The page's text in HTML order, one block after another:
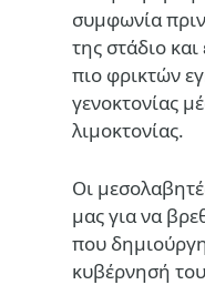
συμφωνία
της στάδιο
πιο φρικτών
γενοκτονίας
λιμοκτονίας.
Οι
μας για να
που
κυβέρνησή